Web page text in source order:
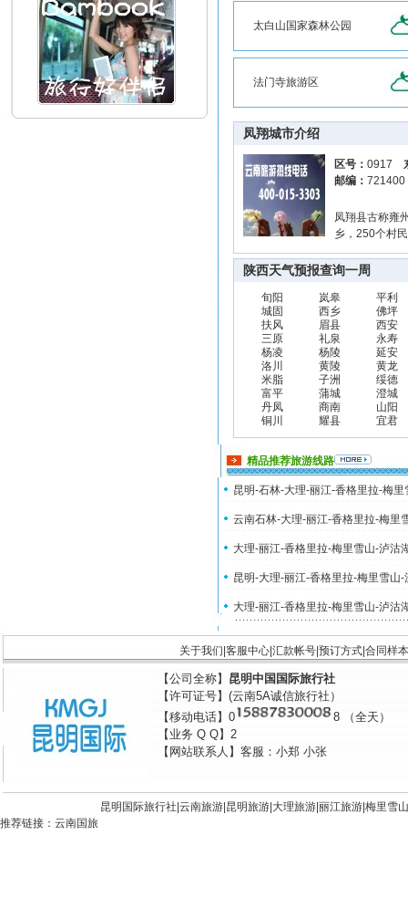
太白山国家森林公园
法门寺旅游区
凤翔城市介绍
区号： 0917
邮编：
凤翔县古称雍
乡，250个村
陕西天气预报查询一周
旬阳 岚皋
平利
城固
西乡
佛坪
扶风
眉县
西安
三原
礼泉
永寿
杨凌
杨陵
延安
洛川
黄陵
黄龙
米脂
子洲
绥德
富平
蒲城
澄城
丹凤
商南
山阳
铜川
耀县 宜君
精品推荐旅游线路
昆明-石林-大理-丽江-香格里拉-梅
云南石林-大理-丽江-香格里拉-梅里
大理-丽江-香格里拉-梅里雪山-泸沽
昆明-大理-丽江-香格里拉-梅里雪山
大理-丽江-香格里拉-梅里雪山-泸沽
关于我们 客服中心 汇款帐号 预订方式 合同样本
【公司全称】 昆明中国国际旅行社
【许可证号】(云南5A诚信旅行社）
【移动电话】0
8 （全天）
【业务 Q Q】2
【网站联系人】客服：小郑 小张
昆明国际旅行社| 云南旅游 昆明旅游 大理旅游 丽江旅游 梅里雪山
推荐链接： 云南国旅